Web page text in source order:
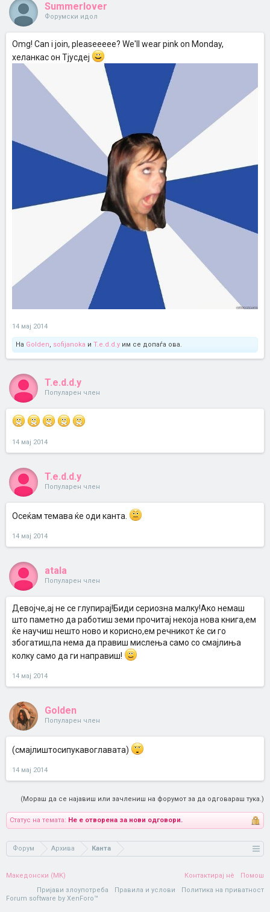
Summerlover
Форумски идол
Omg! Can i join, pleaseeeee? We'll wear pink on Monday,
хеланкас он Тјусдеј
14 мај 2014
На Golden, sofijanoka и T.e.d.d.y им се допаѓа ова.
T.e.d.d.y
Популарен член
14 мај 2014
T.e.d.d.y
Популарен член
Осеќам темава ќе оди канта.
14 мај 2014
atala
Популарен член
Девојче,ај не се глупирај!Биди сериозна малку!Ако немаш
што паметно да работиш земи прочитај некоја нова книга,ем
ќе научиш нешто ново и корисно,ем речникот ќе си го
збогатиш,па нема да правиш мислења само со смајлиња
колку само да ги направиш!
14 мај 2014
Golden
Популарен член
(смајлиштосипукавоглавата)
14 мај 2014
(Мораш да се најавиш или зачлениш на форумот за да одговараш тука.)
Статус на темата: Не е отворена за нови одговори.
Форум Архива Канта
Македонски (MK) Контактирај нè
Помош
Пријави злоупотреба
Правила и услови
Политика на приватност
Forum software by XenForo™